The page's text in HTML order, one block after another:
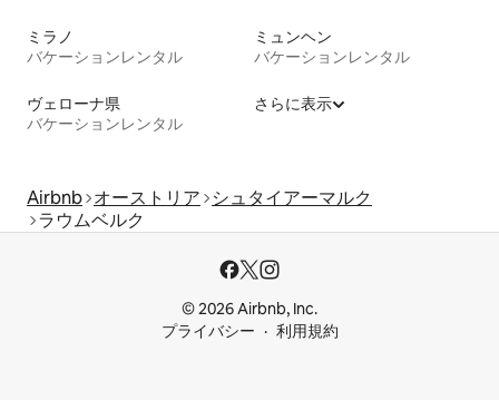
ミラノ
バケーションレンタル
ミュンヘン
バケーションレンタル
ヴェローナ県
バケーションレンタル
さらに表示
Airbnb オーストリア
シュタイアーマルク
ラウムベルク
© 2026 Airbnb, Inc.
プライバシー
利用規約